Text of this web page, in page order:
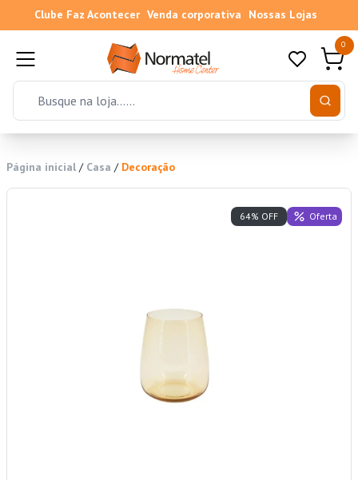
Clube Faz Acontecer Venda corporativa Nossas Lojas
0
Página inicial / Casa / Decoração
64% OFF Oferta